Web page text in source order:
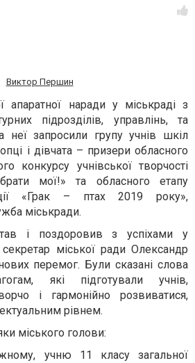
Виктор Першин
апаратної наради у міськраді з
підрозділів, управлінь, та
неї запросили групу учнів шкіл
і дівчата – призери обласного
конкурсу учнівської творчості
мої!» та обласного етапу
«Грак – птах 2019 року»,
міськради.
і поздоровив з успіхами у
секретар міської ради Олександр
перемог. Були сказані слова
які підготували учнів,
і гармонійно розвиватися,
рівнем.
міського голови:
ому, учню 11 класу загальної